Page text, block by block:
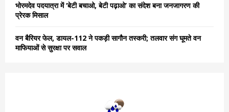
भोरमदेव पदयात्रा में ‘बेटी बचाओ, बेटी पढ़ाओ’ का संदेश बना जनजागरण की
प्रेरक मिसाल
वन बैरियर फेल, डायल-112 ने पकड़ी सागौन तस्करी; तलवार संग घूमते वन
माफियाओं से सुरक्षा पर सवाल